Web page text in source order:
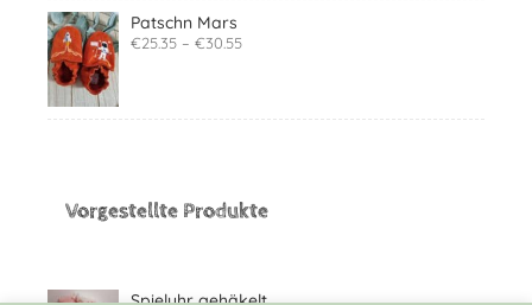
Patschn Mars
€25.35 – €30.55
Vorgestellte Produkte
Spieluhr gehäkelt